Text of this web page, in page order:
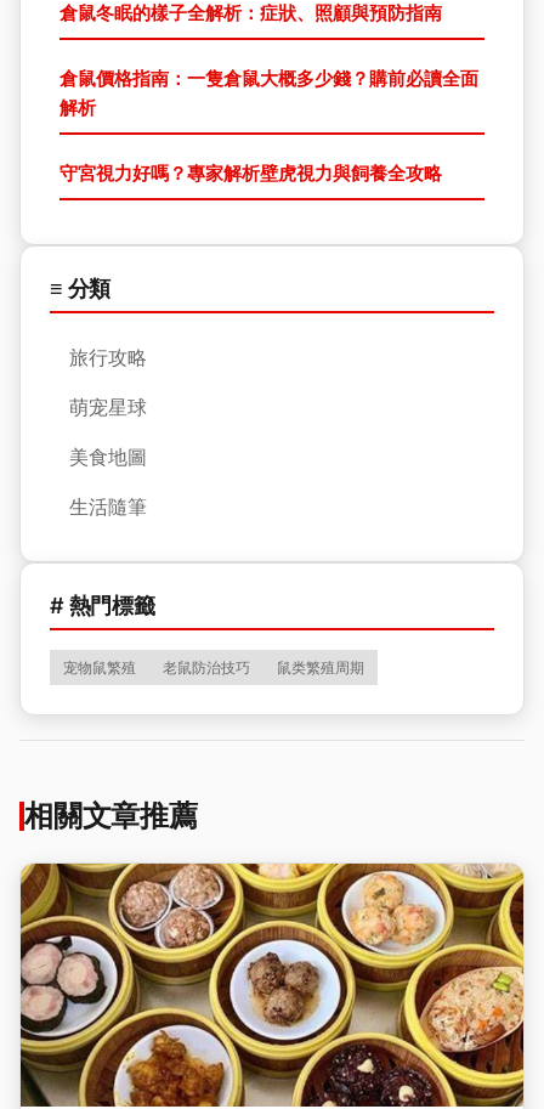
倉鼠冬眠的樣子全解析：症狀、照顧與預防指南
倉鼠價格指南：一隻倉鼠大概多少錢？購前必讀全面
解析
守宮視力好嗎？專家解析壁虎視力與飼養全攻略
≡ 分類
旅行攻略
萌宠星球
美食地圖
生活隨筆
# 熱門標籤
宠物鼠繁殖 老鼠防治技巧 鼠类繁殖周期
相關文章推薦